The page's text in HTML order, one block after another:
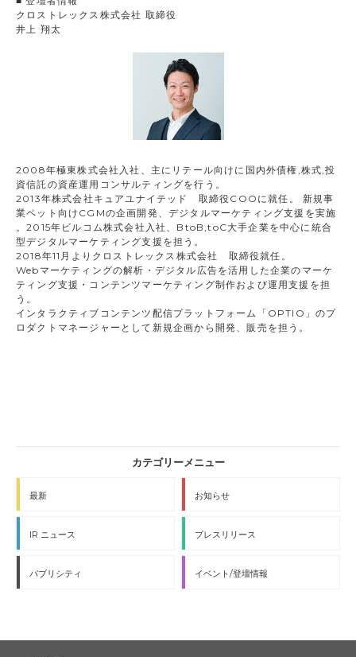
クロストレックス株式会社 取締役
井上 翔太
2008年極東株式会社入社、主にリテール向けに国内外債権,株式,投
資信託の資産運用コンサルティングを行う。
2013年株式会社キュアユナイテッド 取締役COOに就任。 新規事
業ペット向けCGMの企画開発、デジタルマーケティング支援を実施
。2015年ビルコム株式会社入社、BtoB,toC大手企業を中心に統合
型デジタルマーケティング支援を担う。
2018年11月よりクロストレックス株式会社 取締役就任。
Webマーケティングの解析・デジタル広告を活用した企業のマーケ
ティング支援・コンテンツマーケティング制作および運用支援を担
う。
インタラクティブコンテンツ配信プラットフォーム「OPTIO」のプ
ロダクトマネージャーとして新規企画から開発、販売を担う。
最新 お知らせ
IR ニュース プレスリリース
パブリシティ イベント/登壇情報